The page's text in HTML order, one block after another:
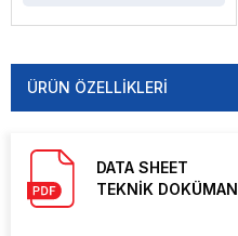
ÜRÜN ÖZELLIKLERI
DATA SHEET
TEKNİK DOKÜMAN